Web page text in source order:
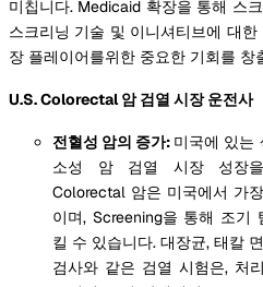
미칩니다. Medicaid 확장을 통해 스
스크리닝 기술 및 이니셔티브에 대
장 플레이어를위한 중요한 기회를 창
U.S. Colorectal 암 검열 시장 운전사
전혈성 암의 증가: 미국에 있는
소성 암 검열 시장 성장
Colorectal 암은 미국에서 가
이며, Screening을 통해 조기
킬 수 있습니다. 대장균, 태칼
검사와 같은 검열 시험은, 처